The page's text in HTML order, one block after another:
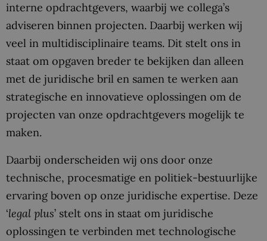
interne opdrachtgevers, waarbij we collega’s
adviseren binnen projecten. Daarbij werken wij
veel in multidisciplinaire teams. Dit stelt ons in
staat om opgaven breder te bekijken dan alleen
met de juridische bril en samen te werken aan
strategische en innovatieve oplossingen om de
projecten van onze opdrachtgevers mogelijk te
maken.
Daarbij onderscheiden wij ons door onze
technische, procesmatige en politiek-bestuurlijke
ervaring boven op onze juridische expertise. Deze
‘legal plus’ stelt ons in staat om juridische
oplossingen te verbinden met technologische